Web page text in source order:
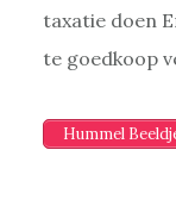
taxatie doen
te goedkoop
Hummel